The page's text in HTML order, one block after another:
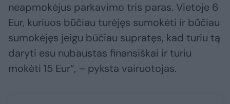
neapmokėjus parkavimo tris paras. Vietoje 6
Eur, kuriuos būčiau turėjęs sumokėti ir būčiau
sumokėjęs jeigu būčiau supratęs, kad turiu tą
daryti esu nubaustas finansiškai ir turiu
mokėti 15 Eur“, – pyksta vairuotojas.